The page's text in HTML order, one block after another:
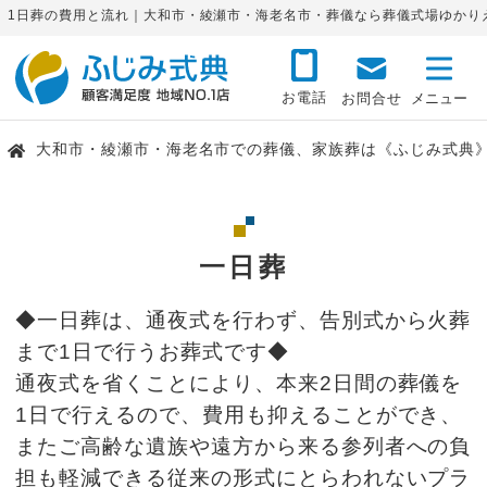
1日葬の費用と流れ｜大和市・綾瀬市・海老名市・葬儀なら葬儀式場ゆかり
お電話 お問合せ
大和市・綾瀬市・海老名市での葬儀、家族葬は《ふじみ式典
一日葬
◆一日葬は、通夜式を行わず、告別式から火葬
まで1日で行うお葬式です◆
通夜式を省くことにより、本来2日間の葬儀を
1日で行えるので、費用も抑えることができ、
またご高齢な遺族や遠方から来る参列者への負
担も軽減できる従来の形式にとらわれないプラ